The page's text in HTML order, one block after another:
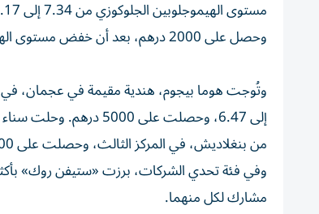
وحصل على 2000 درهم، بعد أن خفض مستوى الهيموجلوبين الجلوكوزي من 9.77 إلى 8.72.
من بنغلاديش، في المركز الثالث، وحصلت على 2000 درهم.
مشارك لكل منهما.